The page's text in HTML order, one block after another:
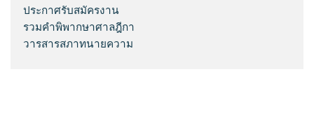
ประกาศรับสมัครงาน
รวมคำพิพากษาศาลฎีกา
วารสารสภาทนายความ